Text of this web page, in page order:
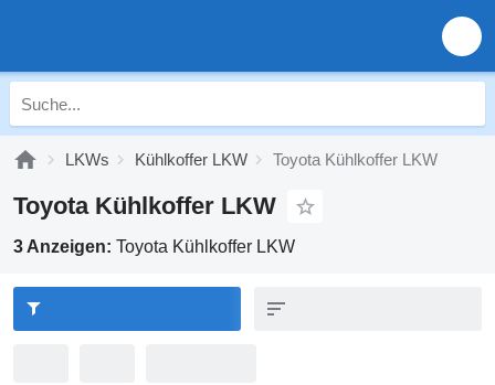
LKWs Kühlkoffer LKW Toyota Kühlkoffer LKW
Toyota Kühlkoffer LKW
3 Anzeigen: Toyota Kühlkoffer LKW